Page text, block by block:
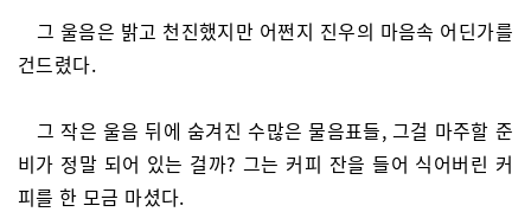
그 울음은 밝고 천진했지만 어쩐지 진우의 마음속 어딘가를
건드렸다.
그 작은 울음 뒤에 숨겨진 수많은 물음표들, 그걸 마주할 준
비가 정말 되어 있는 걸까? 그는 커피 잔을 들어 식어버린 커
피를 한 모금 마셨다.